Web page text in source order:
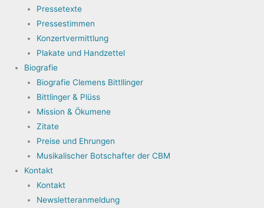
Pressetexte
Pressestimmen
Konzertvermittlung
Plakate und Handzettel
Biografie
Biografie Clemens Bittllinger
Bittlinger & Plüss
Mission & Ökumene
Zitate
Preise und Ehrungen
Musikalischer Botschafter der CBM
Kontakt
Kontakt
Newsletteranmeldung